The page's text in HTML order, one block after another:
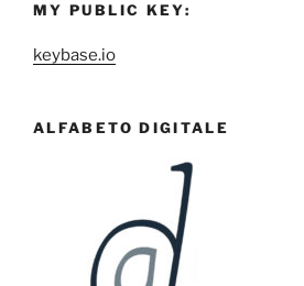
MY PUBLIC KEY:
keybase.io
ALFABETO DIGITALE